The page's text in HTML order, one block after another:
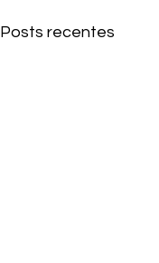
Posts recentes